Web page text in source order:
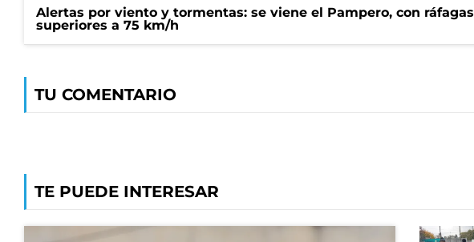
Alertas por viento y tormentas: se viene el Pampero, con ráfagas
superiores a 75 km/h
TU COMENTARIO
TE PUEDE INTERESAR